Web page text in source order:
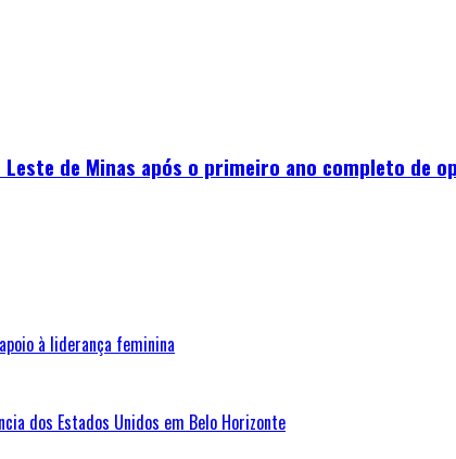
de Minas após o primeiro ano completo de
à liderança feminina
dos Estados Unidos em Belo Horizonte